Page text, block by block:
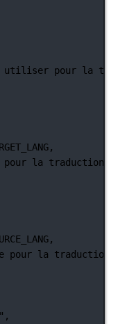
à utiliser pour la
,
pour la traduction"
,
pour la traduction"
,